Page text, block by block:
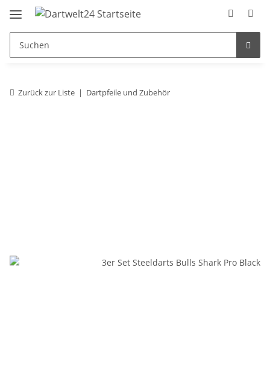
Zurück zur Liste Dartpfeile und Zubehör